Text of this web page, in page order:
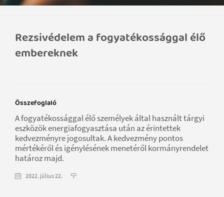
Rezsivédelem a fogyatékossággal élő
embereknek
Összefoglaló
A fogyatékossággal élő személyek által használt tárgyi
eszközök energiafogyasztása után az érintettek
kedvezményre jogosultak. A kedvezmény pontos
mértékéről és igénylésének menetéről kormányrendelet
határoz majd.
2022. július 22.